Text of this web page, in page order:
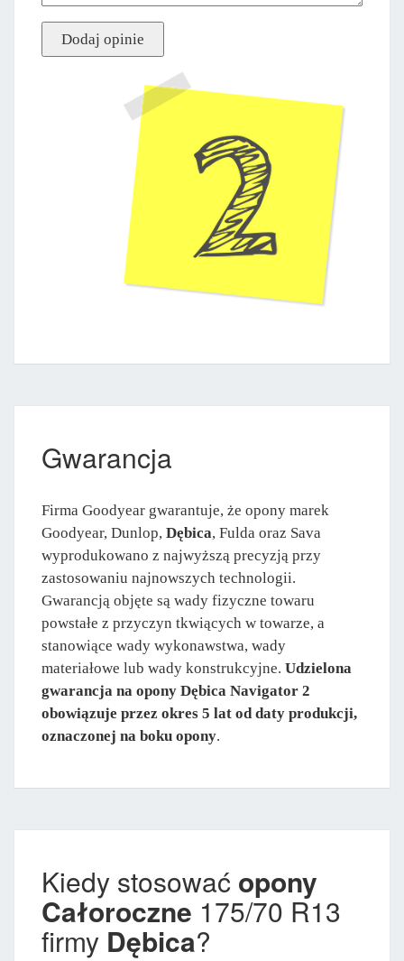
Gwarancja
Firma Goodyear gwarantuje, że opony marek
Goodyear, Dunlop, Dębica, Fulda oraz Sava
wyprodukowano z najwyższą precyzją przy
zastosowaniu najnowszych technologii.
Gwarancją objęte są wady fizyczne towaru
powstałe z przyczyn tkwiących w towarze, a
stanowiące wady wykonawstwa, wady
materiałowe lub wady konstrukcyjne. Udzielona
gwarancja na opony Dębica Navigator 2
obowiązuje przez okres 5 lat od daty produkcji,
oznaczonej na boku opony.
Kiedy stosować opony
Całoroczne 175/70 R13
firmy Dębica?